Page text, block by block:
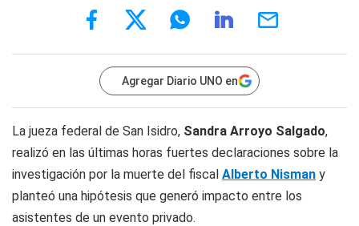
Agregar Diario UNO en
La jueza federal de San Isidro, Sandra Arroyo Salgado,
realizó en las últimas horas fuertes declaraciones sobre la
investigación por la muerte del fiscal Alberto Nisman y
planteó una hipótesis que generó impacto entre los
asistentes de un evento privado.